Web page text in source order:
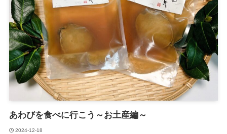
あわびを食べに行こう～お土産編～
2024-12-18